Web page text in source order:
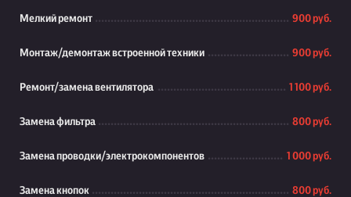
Мелкий ремонт 900 руб.
Монтаж/демонтаж встроенной техники 900 руб.
Ремонт/замена вентилятора 1 100 руб.
Замена фильтра 800 руб.
Замена проводки/электрокомпонентов 1 000 руб.
Замена кнопок 800 руб.